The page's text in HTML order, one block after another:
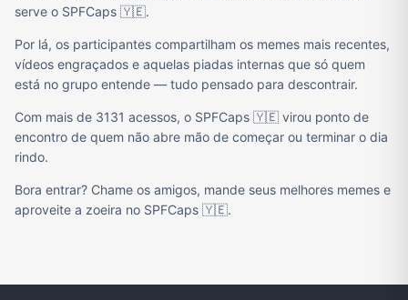
serve o SPFCaps 🇾🇪.
Por lá, os participantes compartilham os memes mais recentes,
vídeos engraçados e aquelas piadas internas que só quem
está no grupo entende — tudo pensado para descontrair.
Com mais de 3131 acessos, o SPFCaps 🇾🇪 virou ponto de
encontro de quem não abre mão de começar ou terminar o dia
rindo.
Bora entrar? Chame os amigos, mande seus melhores memes e
aproveite a zoeira no SPFCaps 🇾🇪.